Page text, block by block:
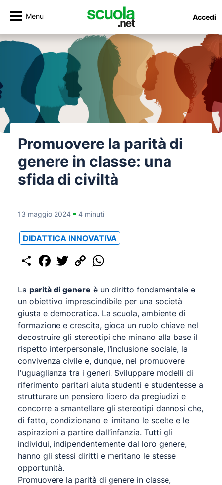
Menu Accedi
Promuovere la parità di
genere in classe: una
sfida di civiltà
13 maggio 2024 4 minuti
DIDATTICA INNOVATIVA
Share Facebook
Twitter Copy
Link
La parità di genere è un diritto fondamentale e
un obiettivo imprescindibile per una società
giusta e democratica. La scuola, ambiente di
formazione e crescita, gioca un ruolo chiave nel
decostruire gli stereotipi che minano alla base il
rispetto interpersonale, l’inclusione sociale, la
convivenza civile e, dunque, nel promuovere
l'uguaglianza tra i generi. Sviluppare modelli di
riferimento paritari aiuta studenti e studentesse a
strutturare un pensiero libero da pregiudizi e
concorre a smantellare gli stereotipi dannosi che,
di fatto, condizionano e limitano le scelte e le
aspirazioni a partire dall’infanzia. Tutti gli
individui, indipendentemente dal loro genere,
hanno gli stessi diritti e meritano le stesse
opportunità.
Promuovere la parità di genere in classe,